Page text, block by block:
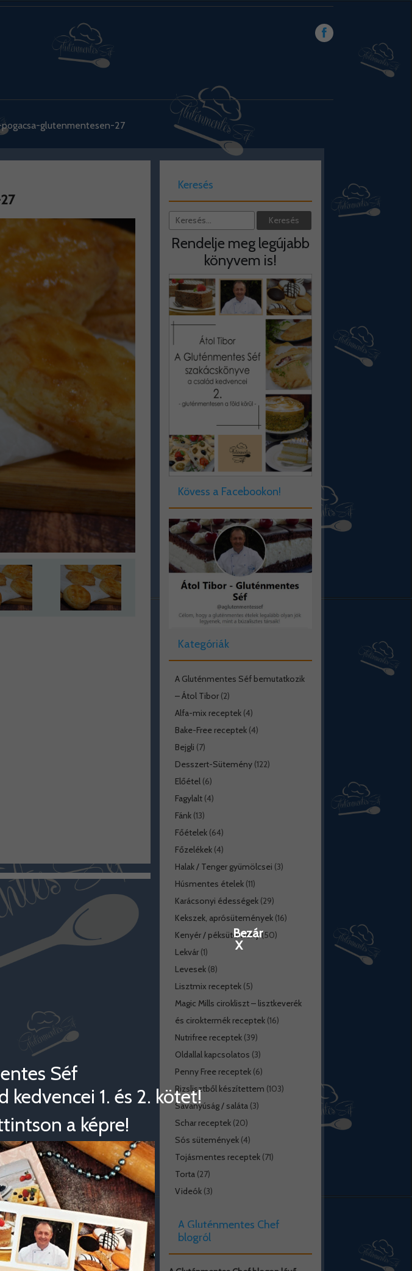
glutenmentesen-27
Keresés
Rendelje meg legújabb
könyvem is!
Kövess a Facebookon!
Kategóriák
A Gluténmentes Séf bemutatkozik
– Átol Tibor(2)
Alfa-mix receptek(4)
Bake-Free receptek(4)
Bejgli (7)
Desszert-Sütemény(122)
Előétel(6)
Fagylalt(4)
Fánk(13)
Főételek(64)
Főzelékek(4)
Halak / Tenger gyümölcsei (3)
Húsmentes ételek(11)
Karácsonyi édességek(29)
Kekszek, aprósütemények(16)
Kenyér / péksütemény(50)
Lekvár(1)
Levesek(8)
Lisztmix receptek(5)
Magic Mills cirokliszt – lisztkeverék
és ciroktermék receptek(16)
Nutrifree receptek(39)
Oldallal kapcsolatos (3)
Penny Free receptek(6)
Rizslisztből készítettem (103)
Savanyúság / saláta(3)
Schar receptek(20)
Sós sütemények(4)
Tojásmentes receptek(71)
Torta(27)
Videók(3)
A Gluténmentes Chef
blogról
Séf
kedvencei 1. és 2. kötet!
a képre!
Bezár
X